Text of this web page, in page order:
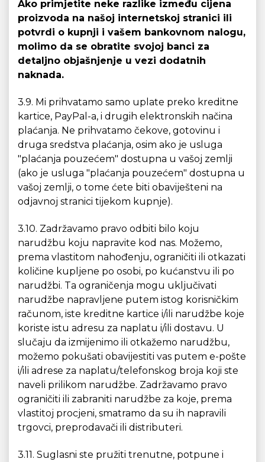
Ako primjetite neke razlike između cijena
proizvoda na našoj internetskoj stranici ili
potvrdi o kupnji i vašem bankovnom nalogu,
molimo da se obratite svojoj banci za
detaljno objašnjenje u vezi dodatnih
naknada.
3.9. Mi prihvatamo samo uplate preko kreditne
kartice, PayPal-a, i drugih elektronskih načina
plaćanja. Ne prihvatamo čekove, gotovinu i
druga sredstva plaćanja, osim ako je usluga
"plaćanja pouzećem" dostupna u vašoj zemlji
(ako je usluga "plaćanja pouzećem" dostupna u
vašoj zemlji, o tome ćete biti obaviješteni na
odjavnoj stranici tijekom kupnje).
3.10. Zadržavamo pravo odbiti bilo koju
narudžbu koju napravite kod nas. Možemo,
prema vlastitom nahođenju, ograničiti ili otkazati
količine kupljene po osobi, po kućanstvu ili po
narudžbi. Ta ograničenja mogu uključivati
narudžbe napravljene putem istog korisničkim
računom, iste kreditne kartice i/ili narudžbe koje
koriste istu adresu za naplatu i/ili dostavu. U
slučaju da izmijenimo ili otkažemo narudžbu,
možemo pokušati obavijestiti vas putem e-pošte
i/ili adrese za naplatu/telefonskog broja koji ste
naveli prilikom narudžbe. Zadržavamo pravo
ograničiti ili zabraniti narudžbe za koje, prema
vlastitoj procjeni, smatramo da su ih napravili
trgovci, preprodavači ili distributeri.
3.11. Suglasni ste pružiti trenutne, potpune i